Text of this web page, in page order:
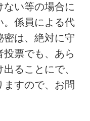
ない等の場合に
。係員による代
密は、絶対に守
投票でも、あら
ることにで、
すので、お問